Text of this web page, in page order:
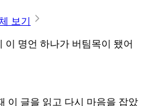
보기
이 명언 하나가 버팀목이 됐어
이 글을 읽고 다시 마음을 잡았